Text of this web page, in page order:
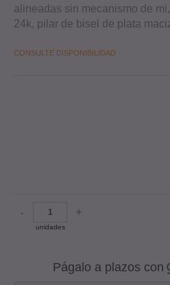
alineadas sin mecanismo de
24k, pilar de bisel de plata
CONSULTE DISPONIBILIDAD
-
unidades
+
Págalo a plazos con